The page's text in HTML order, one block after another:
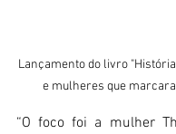
Lançamento do livro
e mulheres que
“O foco foi a mulher